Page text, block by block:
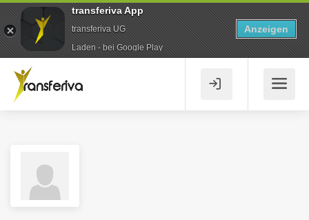
transferiva App
transferiva UG
Laden - bei Google Play
Anzeigen